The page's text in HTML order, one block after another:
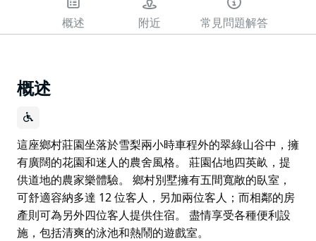
概述 附近 常見問題解答
概述
這座鄉村莊園坐落於雪梨兩小時車程外的翠綠山谷中，擁
有廣闊的花園和迷人的農舍風格。 莊園佔地四英畝，提
供道地的農家樂體驗。 鄉村別墅擁有五間寬敞的臥室，
可舒適容納多達 12 位客人，另加兩位客人；而相鄰的房
產則可為另外四位客人提供住宿。 盡情享受各種便利設
施，包括清爽的泳池和熱鬧的遊戲室。